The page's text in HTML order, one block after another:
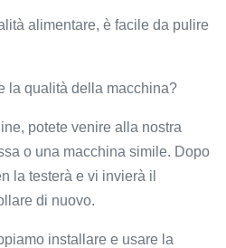
alimentare, è facile da pulire
la qualità della macchina?
potete venire alla nostra
o una macchina simile. Dopo
la testerà e vi invierà il
di nuovo.
installare e usare la